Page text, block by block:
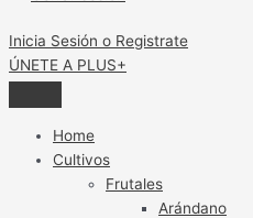
Inicia Sesión o Registrate
ÚNETE A PLUS+
Home
Cultivos
Frutales
Arándano